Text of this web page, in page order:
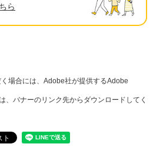
ら
場合には、Adobe社が提供するAdobe
、バナーのリンク先からダウンロードしてく